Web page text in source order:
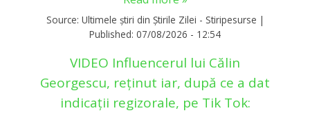
Source: Ultimele știri din Știrile Zilei - Stiripesurse |
Published: 07/08/2026 - 12:54
VIDEO Influencerul lui Călin
Georgescu, reținut iar, după ce a dat
indicații regizorale, pe Tik Tok: